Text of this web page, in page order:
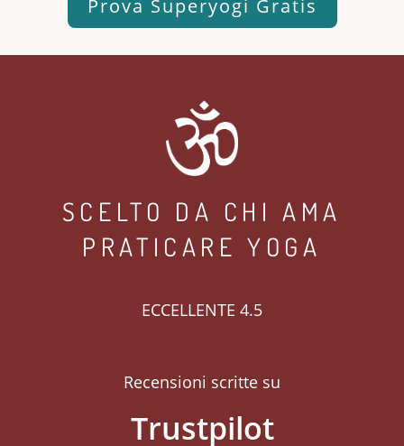
Prova Superyogi Gratis
SCELTO DA CHI AMA
PRATICARE YOGA
ECCELLENTE 4.5
Recensioni scritte su